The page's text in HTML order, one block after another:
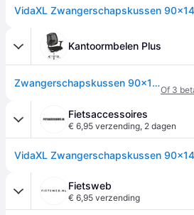
Kantoormbelen Plus
Zwangerschapskussen 90x145 cm wit
Of 3
Fietsaccessoires
€ 6,95 verzending, 2 dagen
VidaXL Zwangerschapskussen
Fietsweb
€ 6,95 verzending